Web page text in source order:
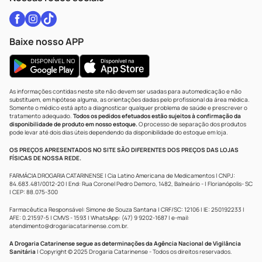
Baixe nosso APP
As informações contidas neste site não devem ser usadas para automedicação e não
substituem, em hipótese alguma, as orientações dadas pelo profissional da área médica.
Somente o médico está apto a diagnosticar qualquer problema de saúde e prescrever o
tratamento adequado. Todos os pedidos efetuados estão sujeitos à confirmação da
disponibilidade de produto em nosso estoque.O processo de separação dos produtos
pode levar até dois dias úteis dependendo da disponibilidade do estoque em loja.
OS PREÇOS APRESENTADOS NO SITE SÃO DIFERENTES DOS PREÇOS DAS LOJAS
FÍSICAS DE NOSSA REDE.
FARMÁCIA DROGARIA CATARINENSE | Cia Latino Americana de Medicamentos | CNPJ:
84.683.481/0012-20 | End: Rua Coronel Pedro Demoro, 1482, Balneário - | Florianópolis- SC
| CEP: 88.075-300
Farmacêutica Responsável: Simone de Souza Santana | CRF/SC: 12106 | IE: 250192233 |
AFE: 0.21597-5 | CMVS - 1593 | WhatsApp: (47) 9 9202-1687 | e-mail:
atendimento@drogariacatarinense.com.br.
A Drogaria Catarinense segue as determinações da Agência Nacional de Vigilância
Sanitária | Copyright © 2025 Drogaria Catarinense - Todos os direitos reservados.